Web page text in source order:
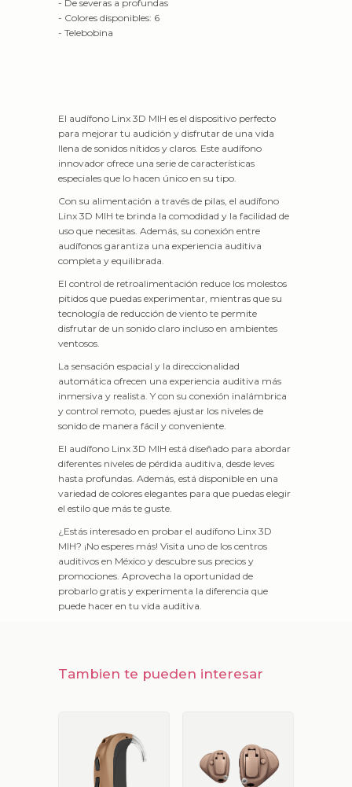
- De severas a profundas
- Colores disponibles: 6
- Telebobina
El audífono Linx 3D MIH es el dispositivo perfecto
para mejorar tu audición y disfrutar de una vida
llena de sonidos nítidos y claros. Este audífono
innovador ofrece una serie de características
especiales que lo hacen único en su tipo.
Con su alimentación a través de pilas, el audífono
Linx 3D MIH te brinda la comodidad y la facilidad de
uso que necesitas. Además, su conexión entre
audífonos garantiza una experiencia auditiva
completa y equilibrada.
El control de retroalimentación reduce los molestos
pitidos que puedas experimentar, mientras que su
tecnología de reducción de viento te permite
disfrutar de un sonido claro incluso en ambientes
ventosos.
La sensación espacial y la direccionalidad
automática ofrecen una experiencia auditiva más
inmersiva y realista. Y con su conexión inalámbrica
y control remoto, puedes ajustar los niveles de
sonido de manera fácil y conveniente.
El audífono Linx 3D MIH está diseñado para abordar
diferentes niveles de pérdida auditiva, desde leves
hasta profundas. Además, está disponible en una
variedad de colores elegantes para que puedas elegir
el estilo que más te guste.
¿Estás interesado en probar el audífono Linx 3D
MIH? ¡No esperes más! Visita uno de los centros
auditivos en México y descubre sus precios y
promociones. Aprovecha la oportunidad de
probarlo gratis y experimenta la diferencia que
puede hacer en tu vida auditiva.
Tambien te pueden interesar